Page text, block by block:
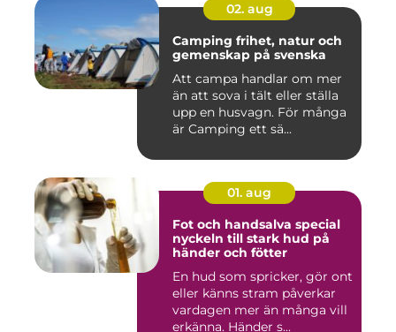
02. aug
Camping frihet, natur och
gemenskap på svenska
Att campa handlar om mer
än att sova i tält eller ställa
upp en husvagn. För många
är Camping ett sä...
01. aug
Fot och handsalva special
nyckeln till stark hud på
händer och fötter
En hud som spricker, gör ont
eller känns stram påverkar
vardagen mer än många vill
erkänna. Händer s...